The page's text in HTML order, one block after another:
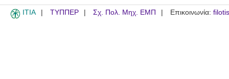
ITIA ΤΥΠΠΕΡ Σχ. Πολ. Μηχ. ΕΜΠ Επικοινωνία: